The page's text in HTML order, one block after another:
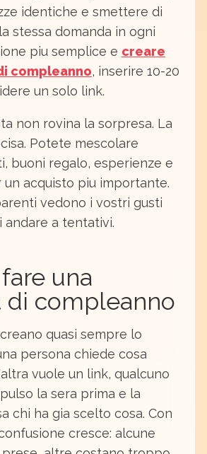
identiche e smettere di
stessa domanda in ogni
piu semplice e creare
compleanno, inserire 10-20
un solo link.
non rovina la sorpresa. La
Potete mescolare
buoni regalo, esperienze e
acquisto piu importante.
vedono i vostri gusti
andare a tentativi.
una
di compleanno
quasi sempre lo
persona chiede cosa
vuole un link, qualcuno
la sera prima e la
chi ha gia scelto cosa. Con
cresce: alcune